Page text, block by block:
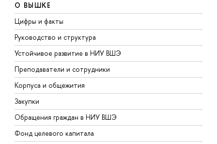
О ВЫШКЕ
Цифры и факты
Руководство и структура
Устойчивое развитие в НИУ ВШЭ
Преподаватели и сотрудники
Корпуса и общежития
Закупки
Обращения граждан в НИУ ВШЭ
Фонд целевого капитала